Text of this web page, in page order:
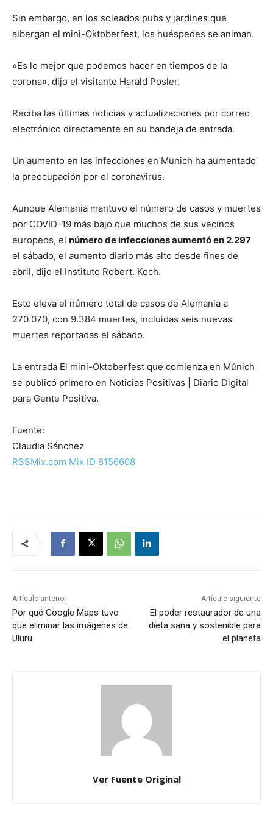
Sin embargo, en los soleados pubs y jardines que
albergan el mini-Oktoberfest, los huéspedes se animan.
«Es lo mejor que podemos hacer en tiempos de la
corona», dijo el visitante Harald Posler.
Reciba las últimas noticias y actualizaciones por correo
electrónico directamente en su bandeja de entrada.
Un aumento en las infecciones en Munich ha aumentado
la preocupación por el coronavirus.
Aunque Alemania mantuvo el número de casos y muertes
por COVID-19 más bajo que muchos de sus vecinos
europeos, el número de infecciones aumentó en 2.297
el sábado, el aumento diario más alto desde fines de
abril, dijo el Instituto Robert. Koch.
Esto eleva el número total de casos de Alemania a
270.070, con 9.384 muertes, incluidas seis nuevas
muertes reportadas el sábado.
La entrada El mini-Oktoberfest que comienza en Múnich
se publicó primero en Noticias Positivas | Diario Digital
para Gente Positiva.
Fuente:
Claudia Sánchez
RSSMix.com Mix ID 8156608
Artículo anterior
Por qué Google Maps tuvo
que eliminar las imágenes de
Uluru
Artículo siguiente
El poder restaurador de una
dieta sana y sostenible para
el planeta
Ver Fuente Original